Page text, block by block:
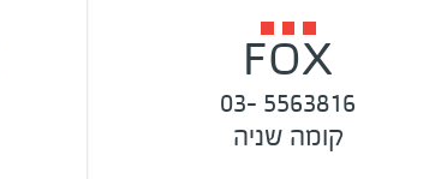
FOX
5563816 -03
קומה שניה